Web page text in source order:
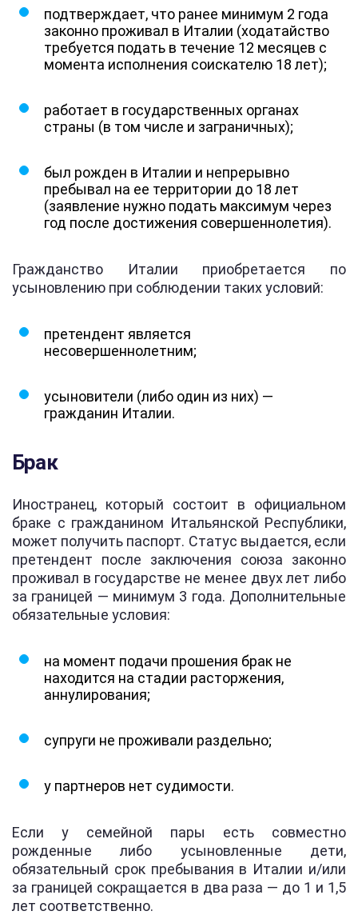
подтверждает, что ранее минимум 2 года
законно проживал в Италии (ходатайство
требуется подать в течение 12 месяцев с
момента исполнения соискателю 18 лет);
работает в государственных органах
страны (в том числе и заграничных);
был рожден в Италии и непрерывно
пребывал на ее территории до 18 лет
(заявление нужно подать максимум через
год после достижения совершеннолетия).
Гражданство Италии приобретается по
усыновлению при соблюдении таких условий:
претендент является
несовершеннолетним;
усыновители (либо один из них) —
гражданин Италии.
Брак
Иностранец, который состоит в официальном
браке с гражданином Итальянской Республики,
может получить паспорт. Статус выдается, если
претендент после заключения союза законно
проживал в государстве не менее двух лет либо
за границей — минимум 3 года. Дополнительные
обязательные условия:
на момент подачи прошения брак не
находится на стадии расторжения,
аннулирования;
супруги не проживали раздельно;
у партнеров нет судимости.
Если у семейной пары есть совместно
рожденные либо усыновленные дети,
обязательный срок пребывания в Италии и/или
за границей сокращается в два раза — до 1 и 1,5
лет соответственно.